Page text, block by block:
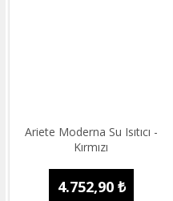
Ariete Moderna Su Isıtıcı -
Kırmızı
4.752,90 ₺